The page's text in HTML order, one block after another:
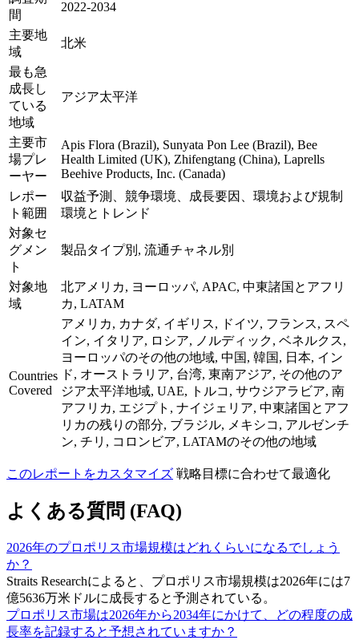
間
2022-2034
主要地
域
北米
最も急
成長し
ている
地域
アジア太平洋
主要市
場プレ
ーヤー
Apis Flora (Brazil), Sunyata Pon Lee (Brazil), Bee
Health Limited (UK), Zhifengtang (China), Laprells
Beehive Products, Inc. (Canada)
レポー
ト範囲
収益予測、競争環境、成長要因、環境および規制
環境とトレンド
対象セ
グメン
ト
製品タイプ別, 流通チャネル別
対象地
域
北アメリカ, ヨーロッパ, APAC, 中東諸国とアフリ
カ, LATAM
Countries
Covered
アメリカ, カナダ, イギリス, ドイツ, フランス, スペ
イン, イタリア, ロシア, ノルディック, ベネルクス,
ヨーロッパのその他の地域, 中国, 韓国, 日本, イン
ド, オーストラリア, 台湾, 東南アジア, その他のア
ジア太平洋地域, UAE, トルコ, サウジアラビア, 南
アフリカ, エジプト, ナイジェリア, 中東諸国とアフ
リカの残りの部分, ブラジル, メキシコ, アルゼンチ
ン, チリ, コロンビア, LATAMのその他の地域
このレポートをカスタマイズ 戦略目標に合わせて最適化
よくある質問 (FAQ)
2026年のプロポリス市場規模はどれくらいになるでしょう
か？
Straits Researchによると、プロポリス市場規模は2026年には7
億5636万米ドルに成長すると予測されている。
プロポリス市場は2026年から2034年にかけて、どの程度の成
長率を記録すると予想されていますか？